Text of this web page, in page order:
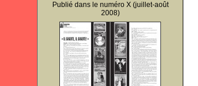
Publié dans le numéro X(juillet-août
2008)